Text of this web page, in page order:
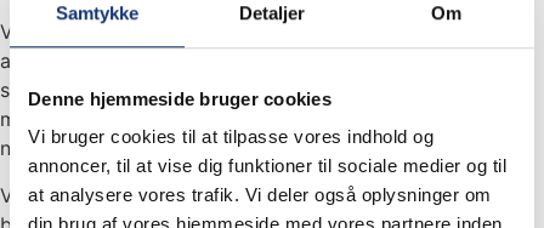
Samtykke Detaljer Om
Denne hjemmeside bruger cookies
Vi bruger cookies til at tilpasse vores indhold og
annoncer, til at vise dig funktioner til sociale medier og til
at analysere vores trafik. Vi deler også oplysninger om
Vores service sikrer, at ejendommens træ-, plast- og
aluvinduer samt døre fungerer optimalt. Vi gennemgår,
smører og justerer alle enheder, så de lukker tæt og
minimerer varmeudslip. Defekte beslag og tætningslister
noteres og kan udskiftes efter aftale.
Vi håndterer hele processen professionelt – fra varsling af